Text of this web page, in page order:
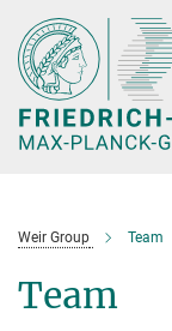
Hauptinhalt
Weir Group Team
Team